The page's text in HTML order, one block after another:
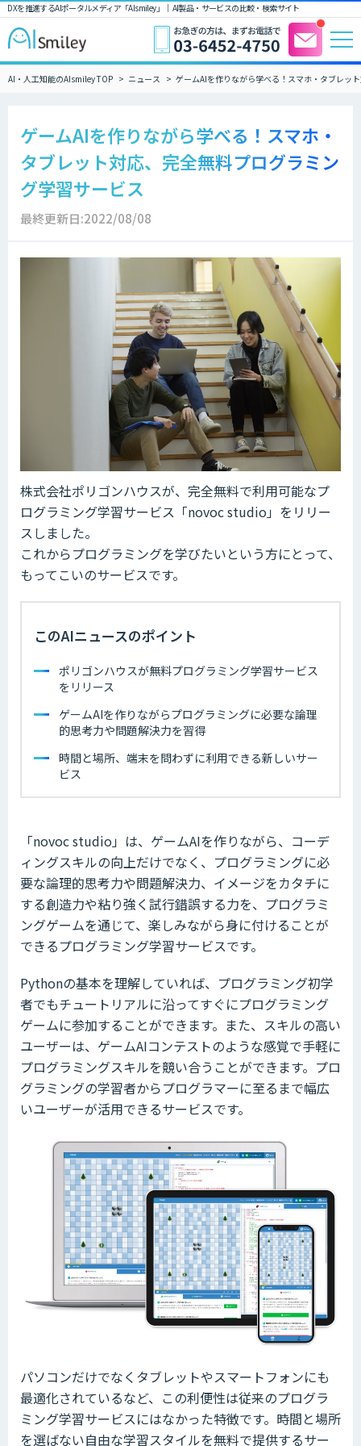
DXを推進するAIポータルメディア「AIsmiley」｜ AI製品・サービスの比較・検索サイト
AI・人工知能のAIsmiley TOP ニュース ゲームAIを作りながら学べる！スマホ・タブレッ
ゲームAIを作りながら学べる！スマホ・
タブレット対応、完全無料プログラミン
グ学習サービス
最終更新日:2022/08/08
株式会社ポリゴンハウスが、完全無料で利用可能なプ
ログラミング学習サービス「novoc studio」をリリー
スしました。
これからプログラミングを学びたいという方にとって、
もってこいのサービスです。
このAIニュースのポイント
ポリゴンハウスが無料プログラミング学習サービス
をリリース
ゲームAIを作りながらプログラミングに必要な論理
的思考力や問題解決力を習得
時間と場所、端末を問わずに利用できる新しいサー
ビス
「novoc studio」は、ゲームAIを作りながら、コーデ
ィングスキルの向上だけでなく、プログラミングに必
要な論理的思考力や問題解決力、イメージをカタチに
する創造力や粘り強く試行錯誤する力を、プログラミ
ングゲームを通じて、楽しみながら身に付けることが
できるプログラミング学習サービスです。
Pythonの基本を理解していれば、プログラミング初学
者でもチュートリアルに沿ってすぐにプログラミング
ゲームに参加することができます。また、スキルの高い
ユーザーは、ゲームAIコンテストのような感覚で手軽に
プログラミングスキルを競い合うことができます。プロ
グラミングの学習者からプログラマーに至るまで幅広
いユーザーが活用できるサービスです。
パソコンだけでなくタブレットやスマートフォンにも
最適化されているなど、この利便性は従来のプログラ
ミング学習サービスにはなかった特徴です。時間と場所
を選ばない自由な学習スタイルを無料で提供するサー